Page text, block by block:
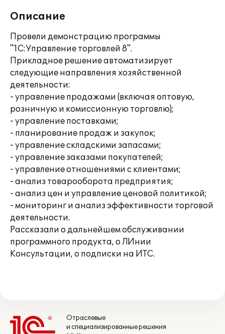
Описание
Провели демонстрацию программы
"1С:Управление торговлей 8".
Прикладное решение автоматизирует
следующие направления хозяйственной
деятельности:
- управление продажами (включая оптовую,
розничную и комиссионную торговлю);
- управление поставками;
- планирование продаж и закупок;
- управление складскими запасами;
- управление заказами покупателей;
- управление отношениями с клиентами;
- анализ товарооборота предприятия;
- анализ цен и управление ценовой политикой;
- мониторинг и анализ эффективности торговой
деятельности.
Рассказали о дальнейшем обслуживании
программного продукта, о ЛИнии
Консультации, о подписки на ИТС.
Отраслевые
и специализированные решения